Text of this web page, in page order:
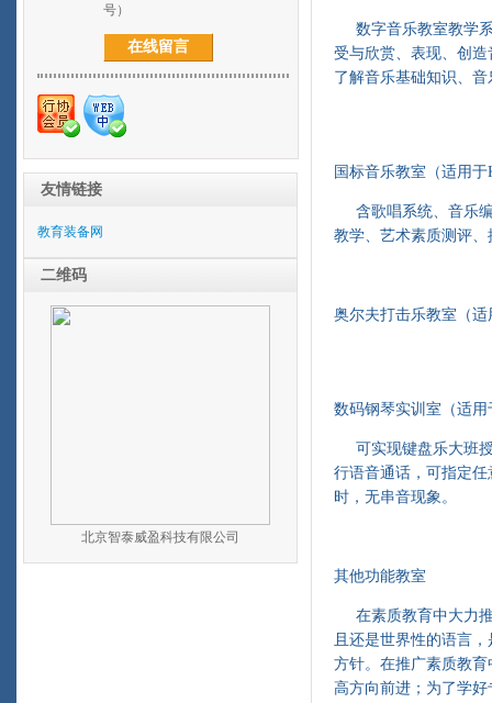
号）
在线留言
友情链接
教育装备网
二维码
北京智泰威盈科技有限公司
数字音乐教室教学系
受与欣赏、表现、创
了解音乐基础知识、
国标音乐教室（适用于
含歌唱系统、音乐编
教学、艺术素质测评
奥尔夫打击乐教室（
数码钢琴实训室（适
可实现键盘乐大班授
行语音通话，可指定
时，无串音现象。
其他功能教室
在素质教育中大力推
且还是世界性的语言
方针。在推广素质教
高方向前进；为了学